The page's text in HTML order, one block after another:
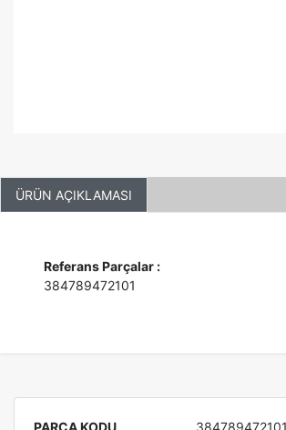
ÜRÜN AÇIKLAMASI
Referans Parçalar :
384789472101
PARÇA KODU
384789472101